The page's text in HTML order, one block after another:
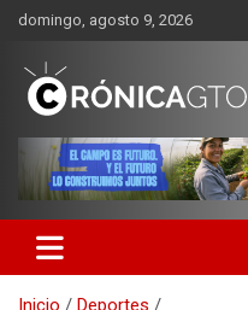
Saltar
contenido
domingo, agosto 9, 2026
CRONICA
Inicio
Deportes